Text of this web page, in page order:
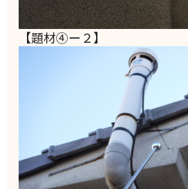
【題材④ー２】